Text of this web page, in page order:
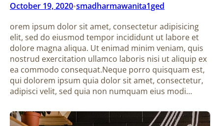
October 19, 2020•smadharmawanita1ged
orem ipsum dolor sit amet, consectetur adipisicing
elit, sed do eiusmod tempor incididunt ut labore et
dolore magna aliqua. Ut enimad minim veniam, quis
nostrud exercitation ullamco laboris nisi ut aliquip ex
ea commodo consequat.Neque porro quisquam est,
qui dolorem ipsum quia dolor sit amet, consectetur,
adipisci velit, sed quia non numquam eius modi…